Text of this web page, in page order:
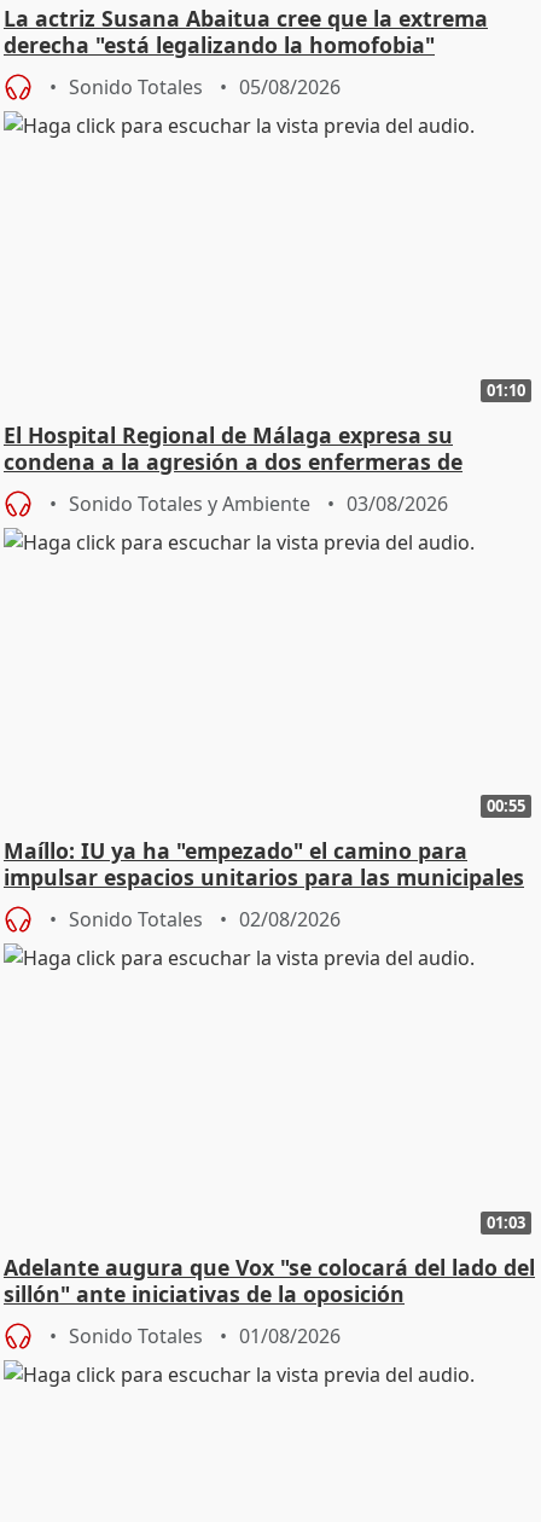
La actriz Susana Abaitua cree que la extrema
derecha "está legalizando la homofobia"
Sonido Totales 05/08/2026
01:10
El Hospital Regional de Málaga expresa su
condena a la agresión a dos enfermeras de
Urgencias
Sonido Totales y Ambiente 03/08/2026
00:55
Maíllo: IU ya ha "empezado" el camino para
impulsar espacios unitarios para las municipales
Sonido Totales 02/08/2026
01:03
Adelante augura que Vox "se colocará del lado del
sillón" ante iniciativas de la oposición
Sonido Totales 01/08/2026